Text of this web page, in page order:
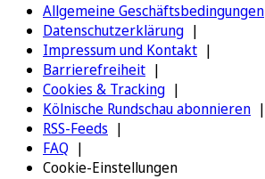
Allgemeine Geschäftsbedingungen
Datenschutzerklärung
Impressum und Kontakt
Barrierefreiheit
Cookies & Tracking
Kölnische Rundschau abonnieren
RSS-Feeds
FAQ
Cookie-Einstellungen